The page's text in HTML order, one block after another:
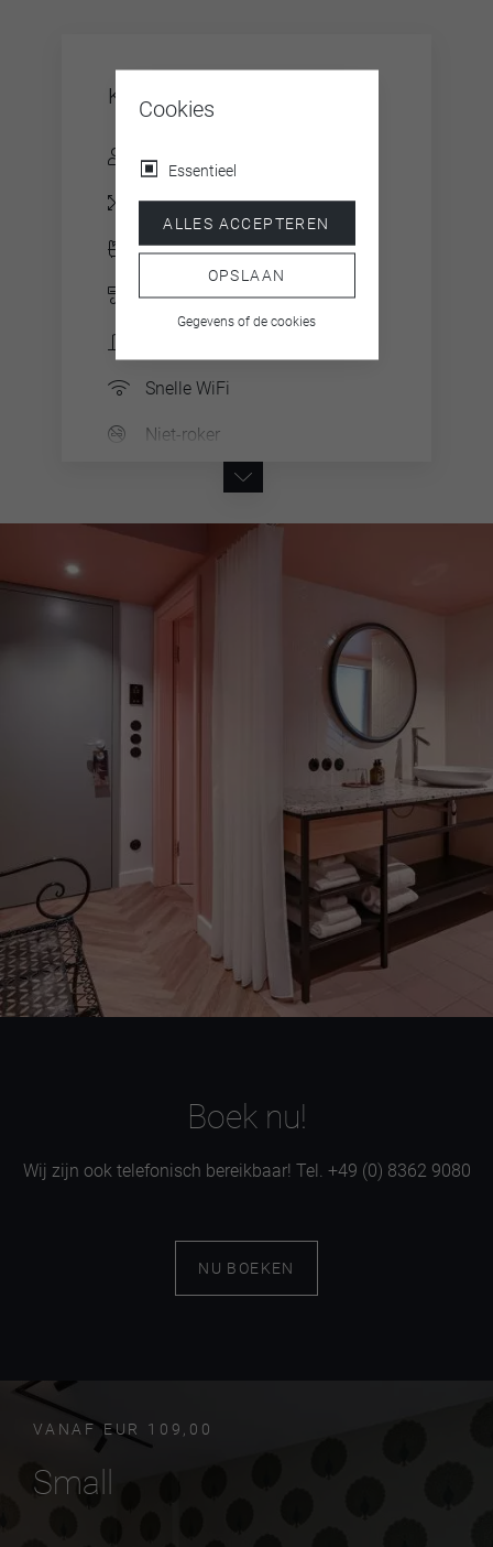
Kenmerken
voor 1 - 4 personen
ca. 30 m²
Open badkamer
Airco
Snelle WiFi
Niet-roker
40“ flat screen SmartTV
IQ tablet met telefoonfunctie
Koelkast / minibar
Veilig
Gratis verzorgingsproducten
Slippers
Parketvloer
Boek nu!
Wij zijn ook telefonisch bereikbaar! Tel. +49 (0) 8362 9080
NU BOEKEN
VANAF EUR 109,00
Small
Cookies
Essentieel
ALLES ACCEPTEREN
OPSLAAN
Gegevens of de cookies